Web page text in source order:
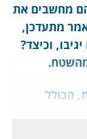
מחשבים את
מתעדכן,
וכיצד?
מהשטח.
הכולל